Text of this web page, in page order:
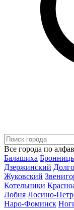
Все города по
Балашиха
Дзержинский
Жуковский
Котельники
Лобня Лосино-
Наро-Фоминск